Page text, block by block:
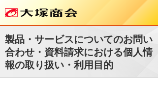
製品・サービスについてのお問い
合わせ・資料請求における個人情
報の取り扱い・利用目的